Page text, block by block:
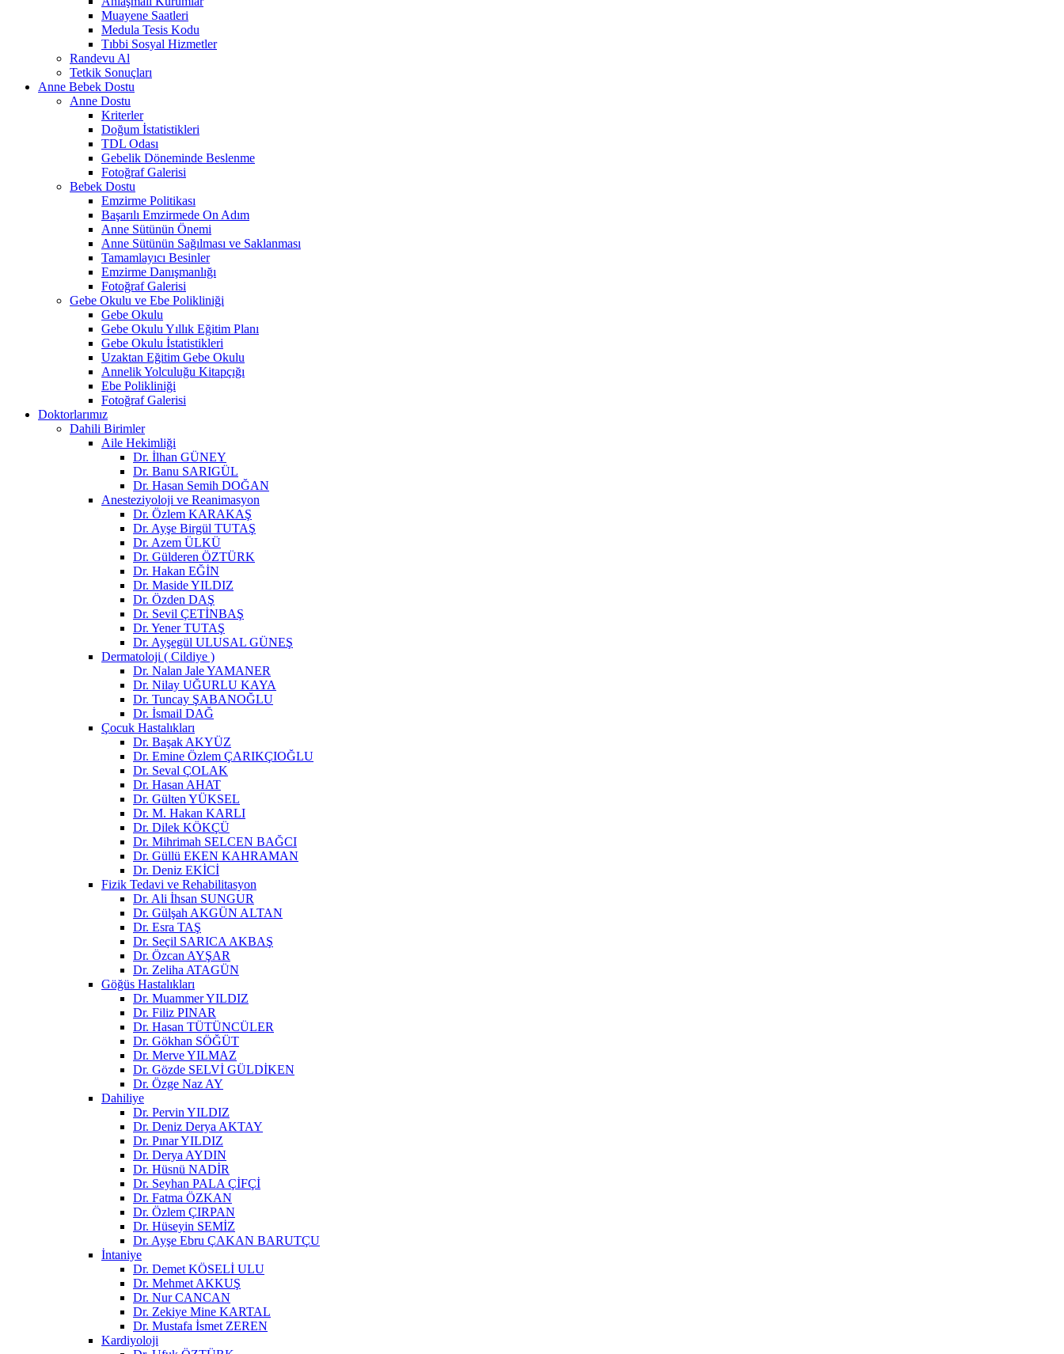
Muayene Saatleri
Medula Tesis Kodu
Tıbbi Sosyal Hizmetler
Randevu Al
Tetkik Sonuçları
Anne Bebek Dostu
Anne Dostu
Kriterler
Doğum İstatistikleri
TDL Odası
Gebelik Döneminde Beslenme
Fotoğraf Galerisi
Bebek Dostu
Emzirme Politikası
Başarılı Emzirmede On Adım
Anne Sütünün Önemi
Anne Sütünün Sağılması ve Saklanması
Tamamlayıcı Besinler
Emzirme Danışmanlığı
Fotoğraf Galerisi
Gebe Okulu ve Ebe Polikliniği
Gebe Okulu
Gebe Okulu Yıllık Eğitim Planı
Gebe Okulu İstatistikleri
Uzaktan Eğitim Gebe Okulu
Annelik Yolculuğu Kitapçığı
Ebe Polikliniği
Fotoğraf Galerisi
Doktorlarımız
Dahili Birimler
Aile Hekimliği
Dr. İlhan GÜNEY
Dr. Banu SARIGÜL
Dr. Hasan Semih DOĞAN
Anesteziyoloji ve Reanimasyon
Dr. Özlem KARAKAŞ
Dr. Ayşe Birgül TUTAŞ
Dr. Azem ÜLKÜ
Dr. Gülderen ÖZTÜRK
Dr. Hakan EĞİN
Dr. Maside YILDIZ
Dr. Özden DAŞ
Dr. Sevil ÇETİNBAŞ
Dr. Yener TUTAŞ
Dr. Ayşegül ULUSAL GÜNEŞ
Dermatoloji ( Cildiye )
Dr. Nalan Jale YAMANER
Dr. Nilay UĞURLU KAYA
Dr. Tuncay ŞABANOĞLU
Dr. İsmail DAĞ
Çocuk Hastalıkları
Dr. Başak AKYÜZ
Dr. Emine Özlem ÇARIKÇIOĞLU
Dr. Seval ÇOLAK
Dr. Hasan AHAT
Dr. Gülten YÜKSEL
Dr. M. Hakan KARLI
Dr. Dilek KÖKÇÜ
Dr. Mihrimah SELCEN BAĞCI
Dr. Güllü EKEN KAHRAMAN
Dr. Deniz EKİCİ
Fizik Tedavi ve Rehabilitasyon
Dr. Ali İhsan SUNGUR
Dr. Gülşah AKGÜN ALTAN
Dr. Esra TAŞ
Dr. Seçil SARICA AKBAŞ
Dr. Özcan AYŞAR
Dr. Zeliha ATAGÜN
Göğüs Hastalıkları
Dr. Muammer YILDIZ
Dr. Filiz PINAR
Dr. Hasan TÜTÜNCÜLER
Dr. Gökhan SÖĞÜT
Dr. Merve YILMAZ
Dr. Gözde SELVİ GÜLDİKEN
Dr. Özge Naz AY
Dahiliye
Dr. Pervin YILDIZ
Dr. Deniz Derya AKTAY
Dr. Pınar YILDIZ
Dr. Derya AYDIN
Dr. Hüsnü NADİR
Dr. Seyhan PALA ÇİFÇİ
Dr. Fatma ÖZKAN
Dr. Özlem ÇIRPAN
Dr. Hüseyin SEMİZ
Dr. Ayşe Ebru ÇAKAN BARUTÇU
İntaniye
Dr. Demet KÖSELİ ULU
Dr. Mehmet AKKUŞ
Dr. Nur CANCAN
Dr. Zekiye Mine KARTAL
Dr. Mustafa İsmet ZEREN
Kardiyoloji